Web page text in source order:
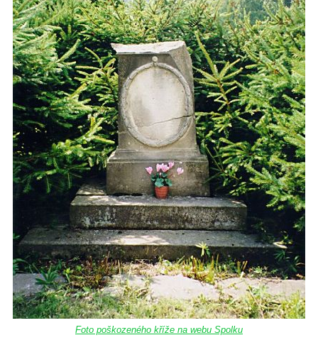
Kříž na návsi v Dolním Třeboníně
Kříž poblíž domu čp. 169 v Plavu
Kříž na návsi v Plavu
Boží muka v Plavu
Kříž u Obrázku severovýchodně od
Práchně
Kříž na rozcestí u domu čp. 283 v Dolním
Podluží
Görnerův kříž u silnice č. 264 v Dolním
Podluží
Kříž u domu čp. 155 v Chřibské
Údajný kříž u domu čp. 283 ve Chřibské
Kříž jižně od Bukolu
Kříž na návsi v Bukolu
Centrální kříž hřbitova v Hrobčicích
Kříž u silnice z Chouče do Mirošovic
Foto poškozeného kříže na webu Spolku